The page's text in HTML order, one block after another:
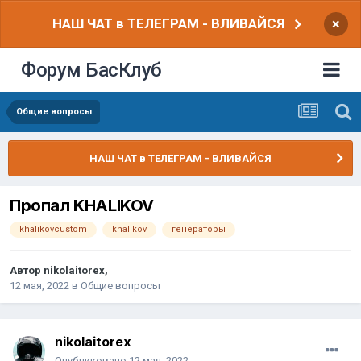
НАШ ЧАТ в ТЕЛЕГРАМ - ВЛИВАЙСЯ ×
Форум БасКлуб
Общие вопросы
НАШ ЧАТ в ТЕЛЕГРАМ - ВЛИВАЙСЯ
Пропал KHALIKOV
khalikovcustom khalikov генераторы
Автор nikolaitorex,
12 мая, 2022 в Общие вопросы
nikolaitorex